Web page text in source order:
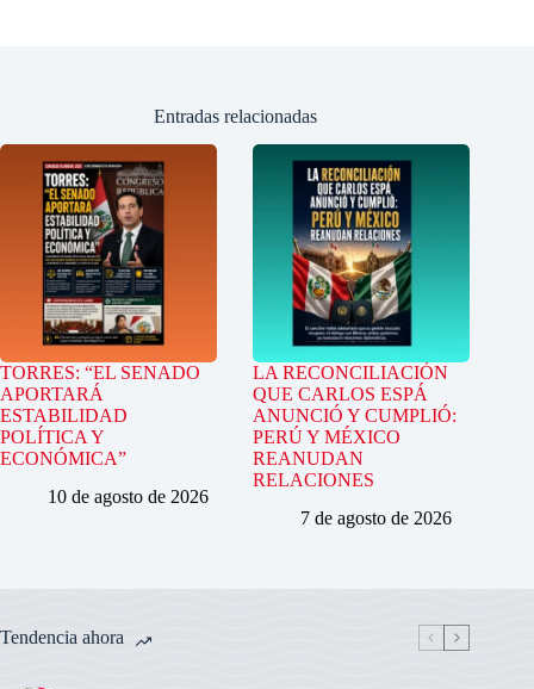
Entradas relacionadas
TORRES: “EL SENADO
APORTARÁ
ESTABILIDAD
POLÍTICA Y
ECONÓMICA”
10 de agosto de 2026
LA RECONCILIACIÓN
QUE CARLOS ESPÁ
ANUNCIÓ Y CUMPLIÓ:
PERÚ Y MÉXICO
REANUDAN
RELACIONES
7 de agosto de 2026
Tendencia ahora